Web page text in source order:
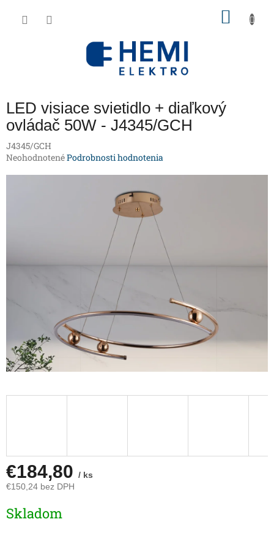
LED visiace svietidlo + diaľkový
ovládač 50W - J4345/GCH
J4345/GCH
Priemerné
NeohodnotenéPodrobnosti hodnotenia
€184,80 / ks
€150,24 bez DPH
cena:
Skladom